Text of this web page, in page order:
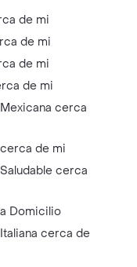
de mi
de mi
de mi
de mi
cerca
de mi
cerca
Domicilio
cerca de